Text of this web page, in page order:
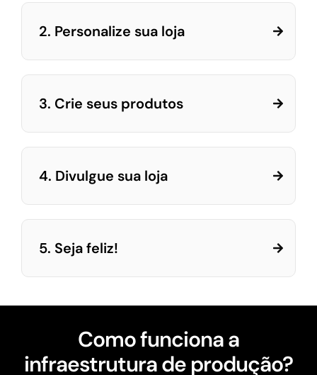
2. Personalize sua loja
3. Crie seus produtos
4. Divulgue sua loja
5. Seja feliz!
Como funciona a
infraestrutura de produção?